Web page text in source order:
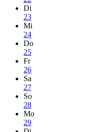
Di
23
Mi
24
Do
25
Fr
26
Sa
27
So
28
Mo
29